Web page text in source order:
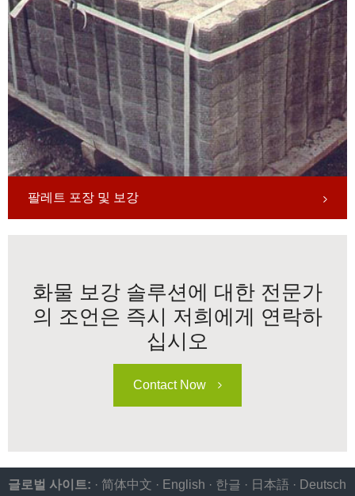
팔레트 포장 및 보강
화물 보강 솔루션에 대한 전문가
의 조언은 즉시 저희에게 연락하
십시오
Contact Now
글로벌 사이트: · 简体中文 · English · 한글 · 日本語 · Deutsch